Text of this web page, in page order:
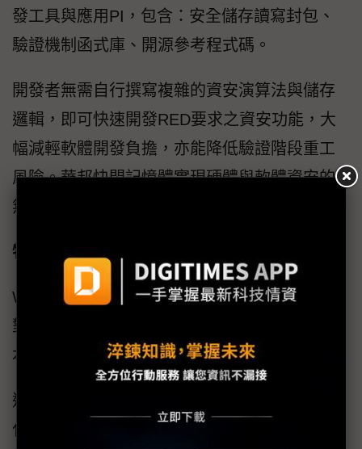
發工具與應用PI，包含：安全儲存讀寫封包、
驗證機制函式庫、開源參考程式碼。
開發者無需自行撰寫複雜的資安演算法與儲存
邏輯，即可快速開發RED要求之資安功能，大
幅減輕軟體開發負擔，亦能降低驗證階段重工
風險。華邦快閃記憶體實現硬體與軟體資安的
無縫整合。
特點三：合規參考文件包 加速上市時程
W77Q / W77T系列產品提供：RED條文與功能
對應表、安全功能自我評估清單、技術文件範
本。
這些資料可直接使用於 RED 認證流程，大幅簡
化測試機構或顧問單位之審查流程。使用者無